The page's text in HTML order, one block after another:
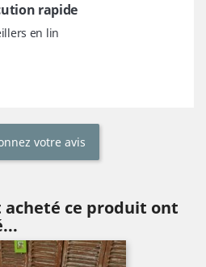
rapide
en lin
votre avis
acheté ce produit ont